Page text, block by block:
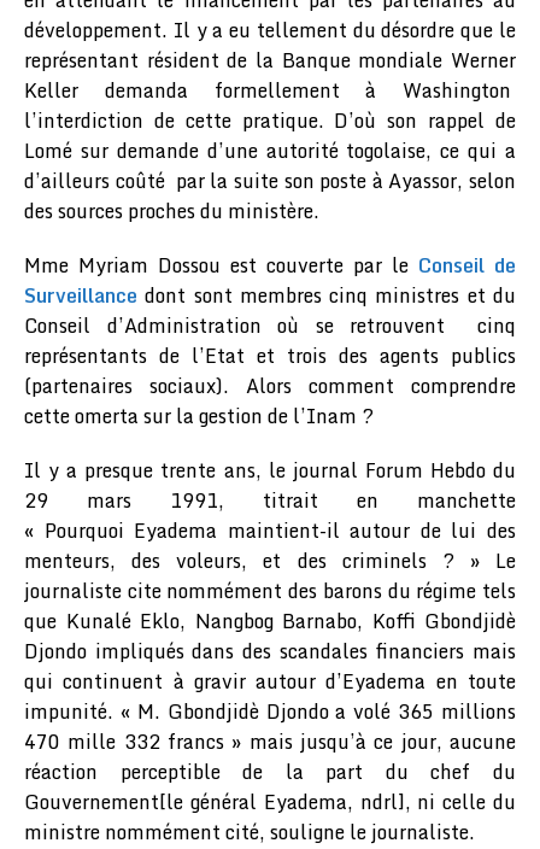
développement. Il y a eu tellement du désordre que le
représentant résident de la Banque mondiale Werner
Keller demanda formellement à Washington
l’interdiction de cette pratique. D’où son rappel de
Lomé sur demande d’une autorité togolaise, ce qui a
d’ailleurs coûté par la suite son poste à Ayassor, selon
des sources proches du ministère.
Mme Myriam Dossou est couverte par le Conseil de
Surveillance dont sont membres cinq ministres et du
Conseil d’Administration où se retrouvent cinq
représentants de l’Etat et trois des agents publics
(partenaires sociaux). Alors comment comprendre
cette omerta sur la gestion de l’Inam ?
Il y a presque trente ans, le journal Forum Hebdo du
29 mars 1991, titrait en manchette
« Pourquoi Eyadema maintient-il autour de lui des
menteurs, des voleurs, et des criminels ? » Le
journaliste cite nommément des barons du régime tels
que Kunalé Eklo, Nangbog Barnabo, Koffi Gbondjidè
Djondo impliqués dans des scandales financiers mais
qui continuent à gravir autour d’Eyadema en toute
impunité. « M. Gbondjidè Djondo a volé 365 millions
470 mille 332 francs » mais jusqu’à ce jour, aucune
réaction perceptible de la part du chef du
Gouvernement[le général Eyadema, ndrl], ni celle du
ministre nommément cité, souligne le journaliste.